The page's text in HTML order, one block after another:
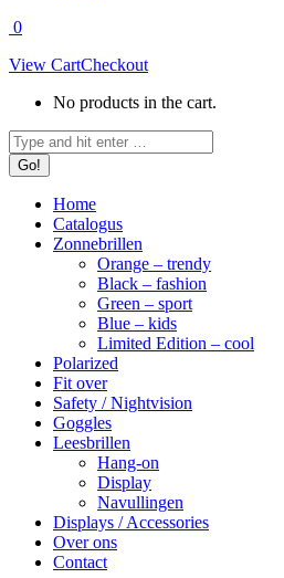
0
View CartCheckout
No products in the cart.
Search:
Home
Catalogus
Zonnebrillen
Orange – trendy
Black – fashion
Green – sport
Blue – kids
Limited Edition – cool
Polarized
Fit over
Safety / Nightvision
Goggles
Leesbrillen
Hang-on
Display
Navullingen
Displays / Accessories
Over ons
Contact